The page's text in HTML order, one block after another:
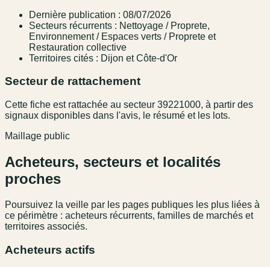
Dernière publication : 08/07/2026
Secteurs récurrents : Nettoyage / Proprete,
Environnement / Espaces verts / Proprete et
Restauration collective
Territoires cités : Dijon et Côte-d'Or
Secteur de rattachement
Cette fiche est rattachée au secteur 39221000, à partir des
signaux disponibles dans l'avis, le résumé et les lots.
Maillage public
Acheteurs, secteurs et localités
proches
Poursuivez la veille par les pages publiques les plus liées à
ce périmètre : acheteurs récurrents, familles de marchés et
territoires associés.
Acheteurs actifs